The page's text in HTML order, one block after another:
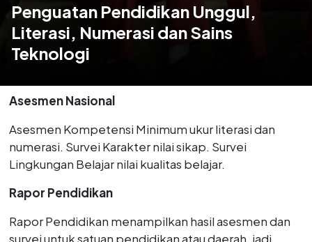
Penguatan Pendidikan Unggul,
Literasi, Numerasi dan Sains
Teknologi
Asesmen Nasional
Asesmen Kompetensi Minimum ukur literasi dan
numerasi. Survei Karakter nilai sikap. Survei
Lingkungan Belajar nilai kualitas belajar.
Rapor Pendidikan
Rapor Pendidikan menampilkan hasil asesmen dan
survei untuk satuan pendidikan atau daerah, jadi